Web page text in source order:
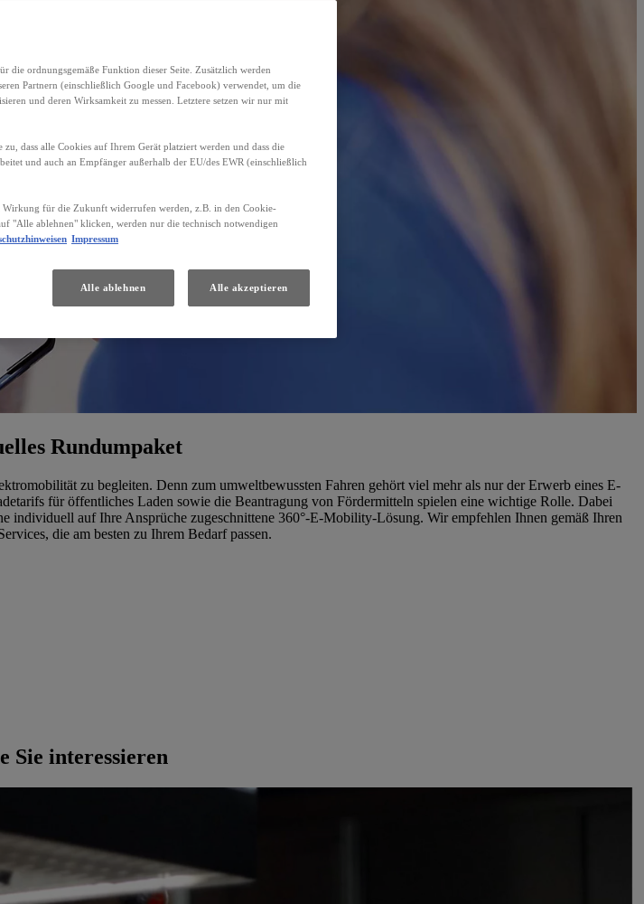
Rundumpaket
zu begleiten. Denn zum umweltbewussten Fahren gehört viel mehr als nur der Erwerb eines E-
für öffentliches Laden sowie die Beantragung von Fördermitteln spielen eine wichtige Rolle. Dabei
auf Ihre Ansprüche zugeschnittene 360°-E-Mobility-Lösung. Wir empfehlen Ihnen gemäß Ihren
die am besten zu Ihrem Bedarf passen.
Sie interessieren
die ordnungsgemäße Funktion dieser Seite. Zusätzlich werden
Partnern (einschließlich Google und Facebook) verwendet, um die
und deren Wirksamkeit zu messen. Letztere setzen wir nur mit
dass alle Cookies auf Ihrem Gerät platziert werden und dass die
und auch an Empfänger außerhalb der EU/des EWR (einschließlich
für die Zukunft widerrufen werden, z.B. in den Cookie-
"Alle ablehnen" klicken, werden nur die technisch notwendigen
Impressum
Alle ablehnen Alle akzeptieren